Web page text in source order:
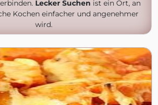
Lecker Suchen ist ein Ort, an
Kochen einfacher und angenehmer
wird.